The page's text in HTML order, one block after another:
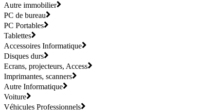
Autre immobilier
PC de bureau
PC Portables
Tablettes
Accessoires Informatique
Disques durs
Ecrans, projecteurs, Access
Imprimantes, scanners
Autre Informatique
Voiture
Véhicules Professionnels